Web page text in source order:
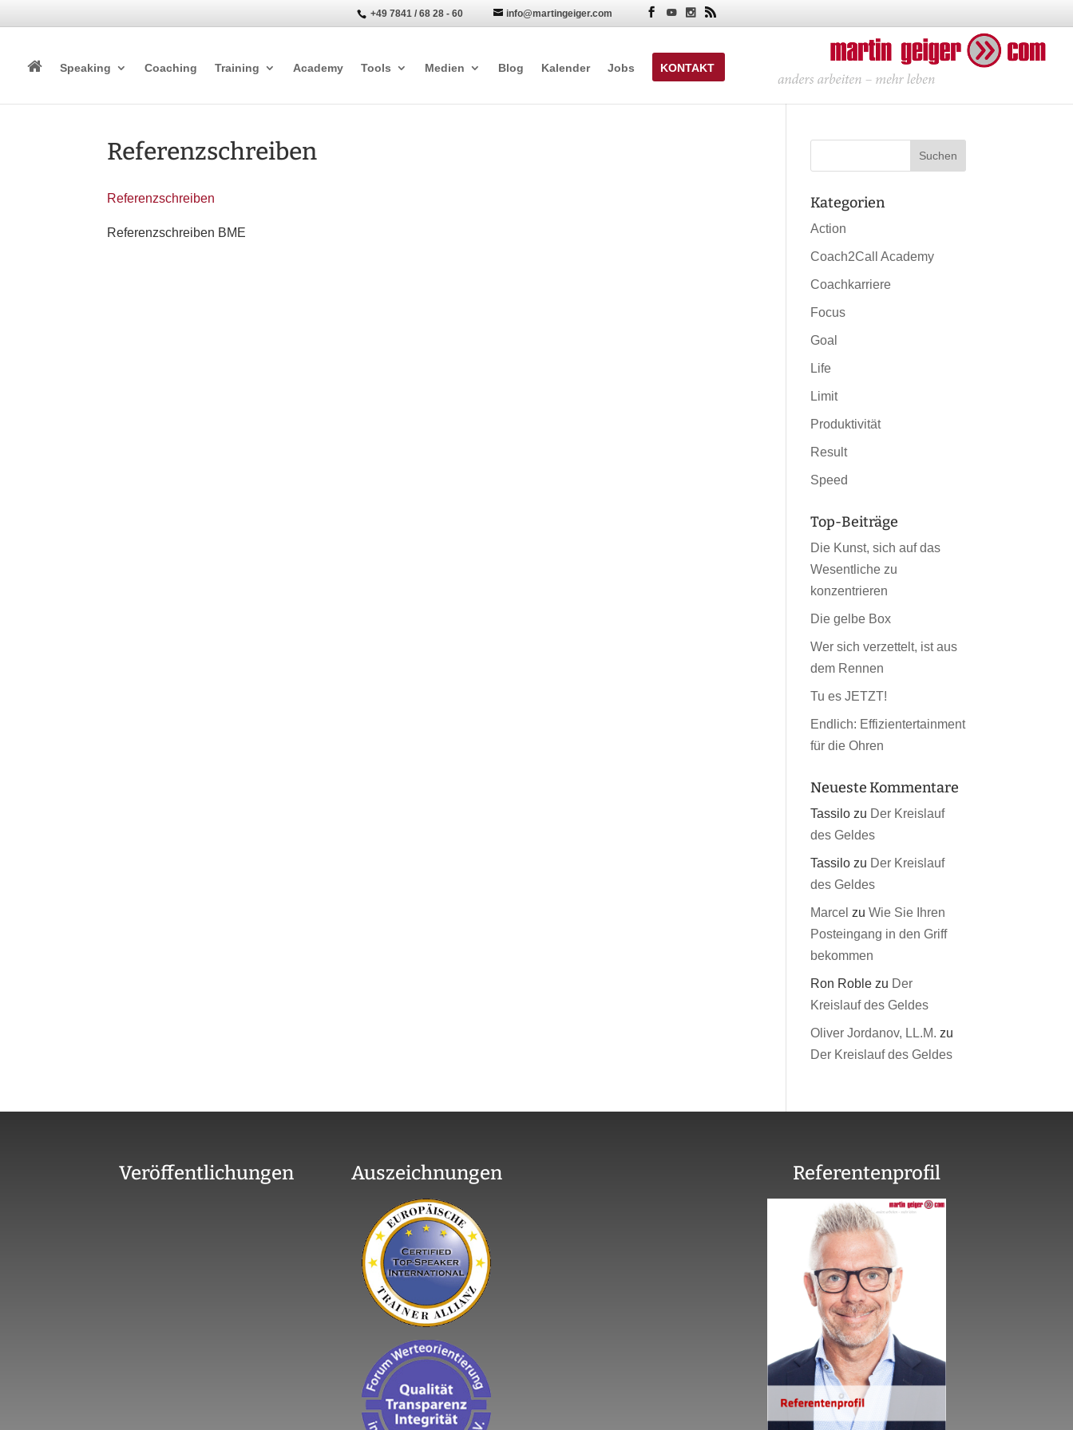
+49 7841 / 68 28 - 60 info@martingeiger.com  
Speaking Coaching Training Academy Tools Medien Blog Kalender Jobs KONTAKT
Referenzschreiben
Referenzschreiben
Referenzschreiben BME
Kategorien
Action
Coach2Call Academy
Coachkarriere
Focus
Goal
Life
Limit
Produktivität
Result
Speed
Top-Beiträge
Die Kunst, sich auf das
Wesentliche zu
konzentrieren
Die gelbe Box
Wer sich verzettelt, ist aus
dem Rennen
Tu es JETZT!
Endlich: Effizientertainment
für die Ohren
Neueste Kommentare
Tassilo zu Der Kreislauf
des Geldes
Tassilo zu Der Kreislauf
des Geldes
Marcel zuWie Sie Ihren
Posteingang in den Griff
bekommen
Ron Roble zu Der
Kreislauf des Geldes
Oliver Jordanov, LL.M. zu
Der Kreislauf des Geldes
Veröffentlichungen Auszeichnungen Referentenprofil